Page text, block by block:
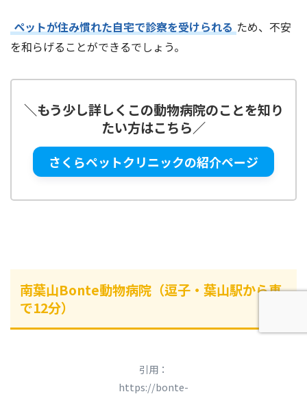
ペットが住み慣れた自宅で診察を受けられる ため、不安
を和らげることができるでしょう。
＼もう少し詳しくこの動物病院のことを知り
たい方はこちら／
さくらペットクリニックの紹介ページ
南葉山Bonte動物病院（逗子・葉山駅から車
で12分）
引用：
https://bonte-